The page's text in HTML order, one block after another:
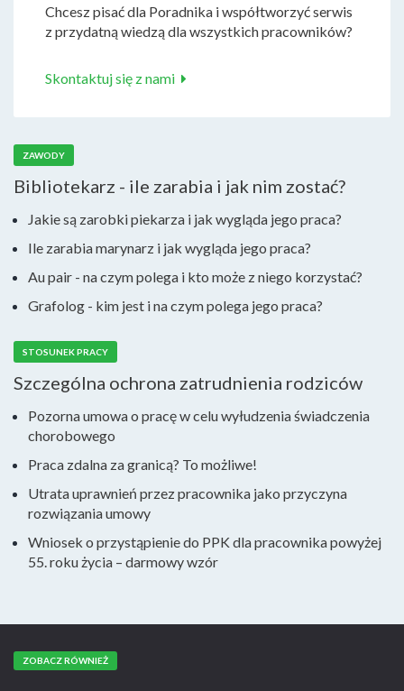
Chcesz pisać dla Poradnika i współtworzyć serwis
z przydatną wiedzą dla wszystkich pracowników?
Skontaktuj się z nami
ZAWODY
Bibliotekarz - ile zarabia i jak nim zostać?
Jakie są zarobki piekarza i jak wygląda jego praca?
Ile zarabia marynarz i jak wygląda jego praca?
Au pair - na czym polega i kto może z niego korzystać?
Grafolog - kim jest i na czym polega jego praca?
STOSUNEK PRACY
Szczególna ochrona zatrudnienia rodziców
Pozorna umowa o pracę w celu wyłudzenia świadczenia
chorobowego
Praca zdalna za granicą? To możliwe!
Utrata uprawnień przez pracownika jako przyczyna
rozwiązania umowy
Wniosek o przystąpienie do PPK dla pracownika powyżej
55. roku życia – darmowy wzór
ZOBACZ RÓWNIEŻ